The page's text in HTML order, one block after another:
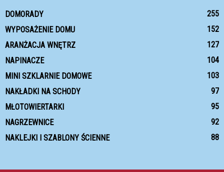
DOMORADY
255
WYPOSAŻENIE DOMU
152
ARANŻACJA WNĘTRZ
127
NAPINACZE
104
MINI SZKLARNIE DOMOWE
103
NAKŁADKI NA SCHODY
97
MŁOTOWIERTARKI
95
NAGRZEWNICE
92
NAKLEJKI I SZABLONY ŚCIENNE
88